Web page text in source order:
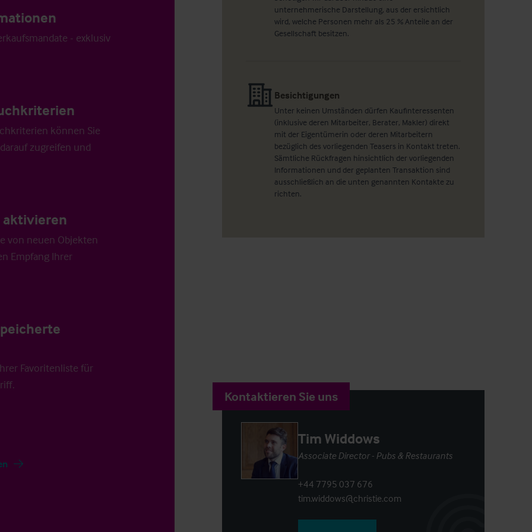
- exklusiv
können Sie
zugreifen und
von neuen Objekten
Empfang Ihrer
Favoritenliste für
unternehmerische Darstellung, aus der ersichtlich
wird, welche Personen mehr als 25 % Anteile an der
Gesellschaft besitzen.
Besichtigungen
Unter keinen Umständen dürfen Kaufinteressenten
(inklusive deren Mitarbeiter, Berater, Makler) direkt
mit der Eigentümerin oder deren Mitarbeitern
bezüglich des vorliegenden Teasers in Kontakt treten.
Sämtliche Rückfragen hinsichtlich der vorliegenden
Informationen und der geplanten Transaktion sind
ausschließlich an die unten genannten Kontakte zu
richten.
Kontaktieren Sie uns
Tim Widdows
Associate Director - Pubs & Restaurants
+44 7795 037 676
tim.widdows@christie.com